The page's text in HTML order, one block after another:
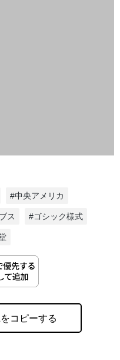
#中央アメリカ
ス #ゴシック様式
コピーする